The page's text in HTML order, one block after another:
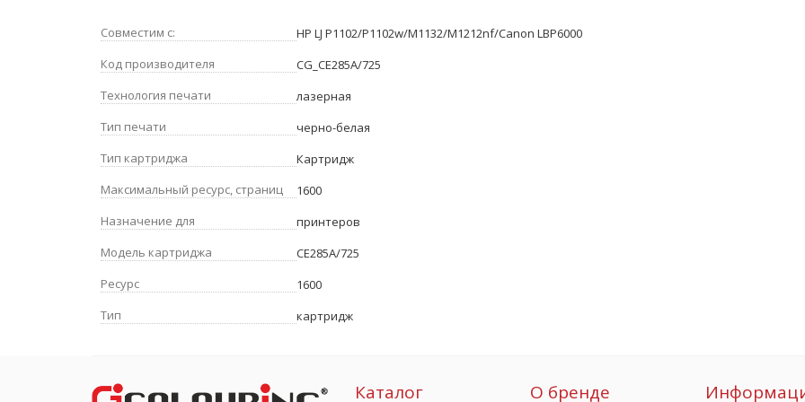
Совместим с:
HP LJ P1102/P1102w/M1132/M1212nf/Canon LBP6000
Код производителя
CG_CE285A/725
Технология печати
лазерная
Тип печати
черно-белая
Тип картриджа
Картридж
Максимальный ресурс, страниц
1600
Назначение для
принтеров
Модель картриджа
CE285A/725
Ресурс
1600
Тип
картридж
Каталог О бренде